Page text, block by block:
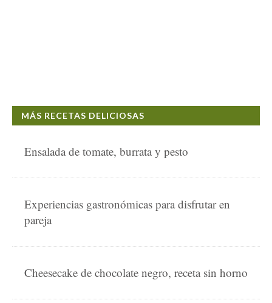
MÁS RECETAS DELICIOSAS
Ensalada de tomate, burrata y pesto
Experiencias gastronómicas para disfrutar en
pareja
Cheesecake de chocolate negro, receta sin horno